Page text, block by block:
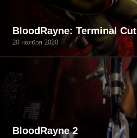
BloodRayne: Terminal Cut
20 ноября 2020
BloodRayne 2